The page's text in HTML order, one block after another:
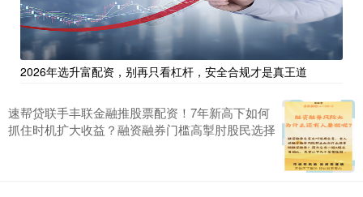
2026年选升富配资，别再只看杠杆，安全合规才是真王道
速帮贷联手丰联金融推股票配资！7年新高下如何
抓住时机扩大收益？融资融券门槛高掣肘股民选择